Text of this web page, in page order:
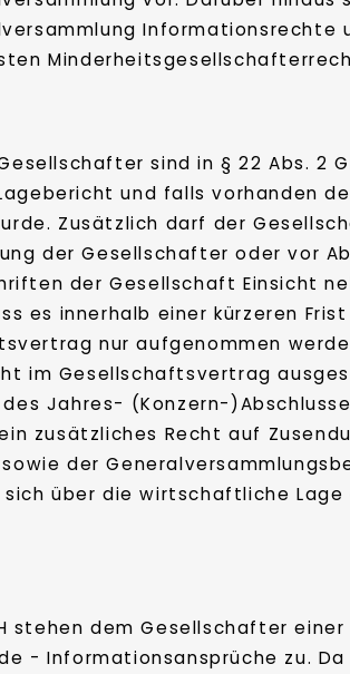
Informationsrechte
sind in § 22 Abs. 2
und falls vorhanden
Zusätzlich darf der
der Gesellschafter oder vor
der Gesellschaft Einsicht
es innerhalb einer kürzeren
nur aufgenommen
im Gesellschaftsvertrag
Jahres- (Konzern-
zusätzliches Recht auf
der
über die wirtschaftliche
stehen dem Gesellschafter
- Informationsansprüche zu.